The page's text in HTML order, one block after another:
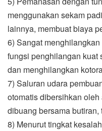
menggunakan sekam
lainnya, membuat biaya
6) Sangat
fungsi penghilangan kuat
dan menghilangkan
7) Saluran udara
otomatis dibersihkan
dibuang bersama
8) Menurut tingkat